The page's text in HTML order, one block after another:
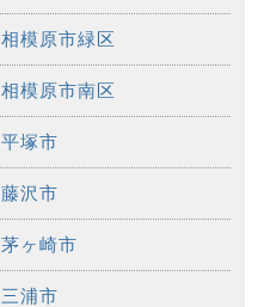
相模原市緑区
相模原市南区
平塚市
藤沢市
茅ヶ崎市
三浦市